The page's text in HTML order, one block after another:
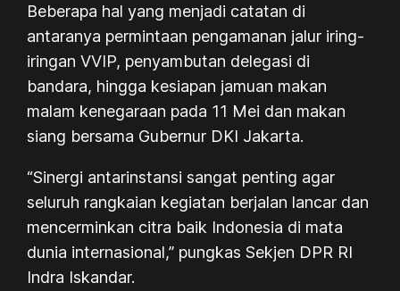
Beberapa hal yang menjadi catatan di
antaranya permintaan pengamanan jalur iring-
iringan VVIP, penyambutan delegasi di
bandara, hingga kesiapan jamuan makan
malam kenegaraan pada 11 Mei dan makan
siang bersama Gubernur DKI Jakarta.
“Sinergi antarinstansi sangat penting agar
seluruh rangkaian kegiatan berjalan lancar dan
mencerminkan citra baik Indonesia di mata
dunia internasional,” pungkas Sekjen DPR RI
Indra Iskandar.